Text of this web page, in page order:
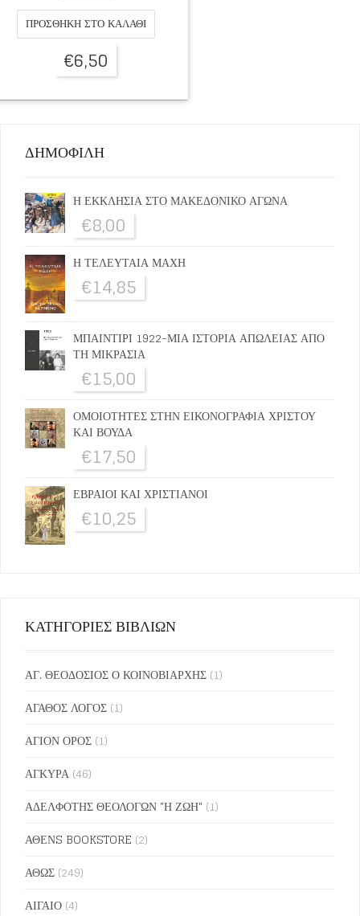
ΠΡΟΣΘΉΚΗ ΣΤΟ ΚΑΛΆΘΙ
€6,50
ΔΗΜΟΦΙΛΗ
Η ΕΚΚΛΗΣΙΑ ΣΤΟ ΜΑΚΕΔΟΝΙΚΟ ΑΓΩΝΑ
€8,00
Η ΤΕΛΕΥΤΑΙΑ ΜΑΧΗ
€14,85
ΜΠΑΙΝΤΙΡΙ 1922-ΜΙΑ ΙΣΤΟΡΙΑ ΑΠΩΛΕΙΑΣ ΑΠΟ
ΤΗ ΜΙΚΡΑΣΙΑ
€15,00
ΟΜΟΙΟΤΗΤΕΣ ΣΤΗΝ ΕΙΚΟΝΟΓΡΑΦΙΑ ΧΡΙΣΤΟΥ
ΚΑΙ ΒΟΥΔΑ
€17,50
ΕΒΡΑΙΟΙ ΚΑΙ ΧΡΙΣΤΙΑΝΟΙ
€10,25
ΚΑΤΗΓΟΡΙΕΣ ΒΙΒΛΙΩΝ
ΑΓ. ΘΕΟΔΟΣΙΟΣ Ο ΚΟΙΝΟΒΙΑΡΧΗΣ (1)
ΑΓΑΘΟΣ ΛΟΓΟΣ (1)
ΑΓΙΟΝ ΟΡΟΣ (1)
ΑΓΚΥΡΑ (46)
ΑΔΕΛΦΟΤΗΣ ΘΕΟΛΟΓΩΝ "Η ΖΩΗ" (1)
ΑΘΕΝS BOOKSTORE (2)
ΑΘΩΣ (249)
ΑΙΓΑΙΟ (4)